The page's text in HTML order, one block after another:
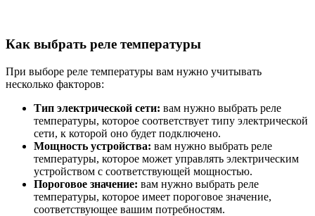
Как выбрать реле температуры
При выборе реле температуры вам нужно учитывать
несколько факторов:
Тип электрической сети: вам нужно выбрать реле
температуры, которое соответствует типу электрической
сети, к которой оно будет подключено.
Мощность устройства: вам нужно выбрать реле
температуры, которое может управлять электрическим
устройством с соответствующей мощностью.
Пороговое значение: вам нужно выбрать реле
температуры, которое имеет пороговое значение,
соответствующее вашим потребностям.